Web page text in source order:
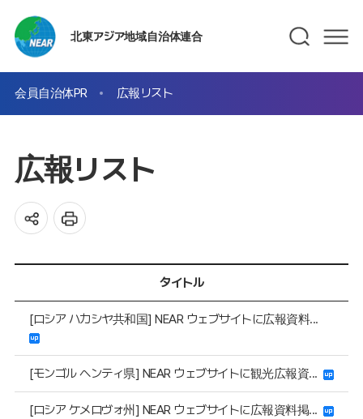
北東アジア地域自治体連合
会員自治体PR 広報リスト
広報リスト
タイトル
[ロシア ハカシヤ共和国] NEAR ウェブサイトに広報資料...
[モンゴル ヘンティ県] NEAR ウェブサイトに観光広報資...
[ロシア ケメロヴォ州] NEAR ウェブサイトに広報資料掲...